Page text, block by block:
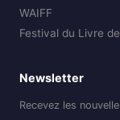
WAIFF
Festival du Livre
Newsletter
Recevez les